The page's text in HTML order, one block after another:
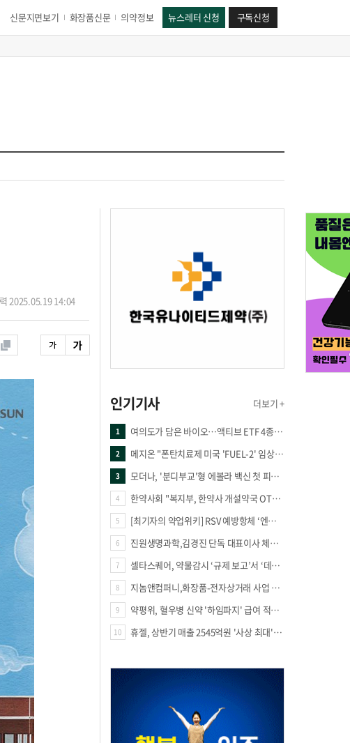
신문지면보기 화장품신문 의약정보 뉴스레터 신청 구독신청
2025.05.19 14:04
인기기사 더보기 +
1 여의도가 담은 바이오…액티브 ETF 4종의 선택은
2 메지온 "폰탄치료제 미국 'FUEL-2' 임상 프로토콜 영국 승인"
3 모더나, '분디부교'형 에볼라 백신 첫 피험자 접종
4 한약사회 "복지부, 한약사 개설약국 OTC 공급 방해 더는 방관 말아야"
5 [최기자의 약업위키] RSV 예방항체 ‘엔플론시아’
6 진원생명과학,김경진 단독 대표이사 체제 돌입
7 셀타스퀘어, 약물감시 ‘규제 보고’서 ‘데이터 의사결정’으로 "PVX 전환 요구 커진다"
8 지놈앤컴퍼니,화장품-전자상거래 사업 진출
9 약평위, 혈우병 신약 '하임파지' 급여 적정성 인정…조건부 통과
10 휴젤, 상반기 매출 2545억원 '사상 최대'…미국 투자 속 성장세 지속